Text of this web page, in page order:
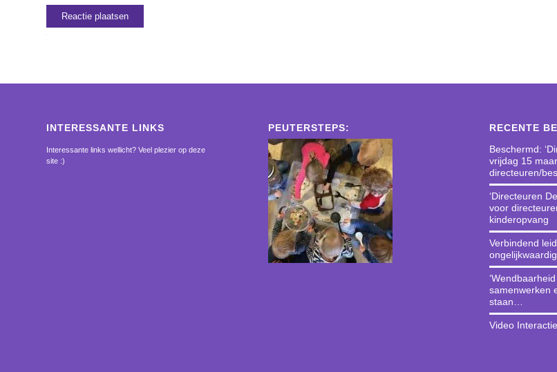
INTERESSANTE LINKS
Interessante links wellicht? Veel plezier op deze
site :)
PEUTERSTEPS:
RECENTE
Beschermd:
vrijdag 15
directeuren/
‘Directeuren
voor
kinderopvang
Verbindend
samenwerken
staan…
Video